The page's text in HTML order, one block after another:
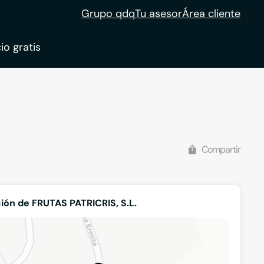
Grupo qdqTu asesorÁrea cliente
gratis
Compartir
de FRUTAS PATRICRIS, S.L.